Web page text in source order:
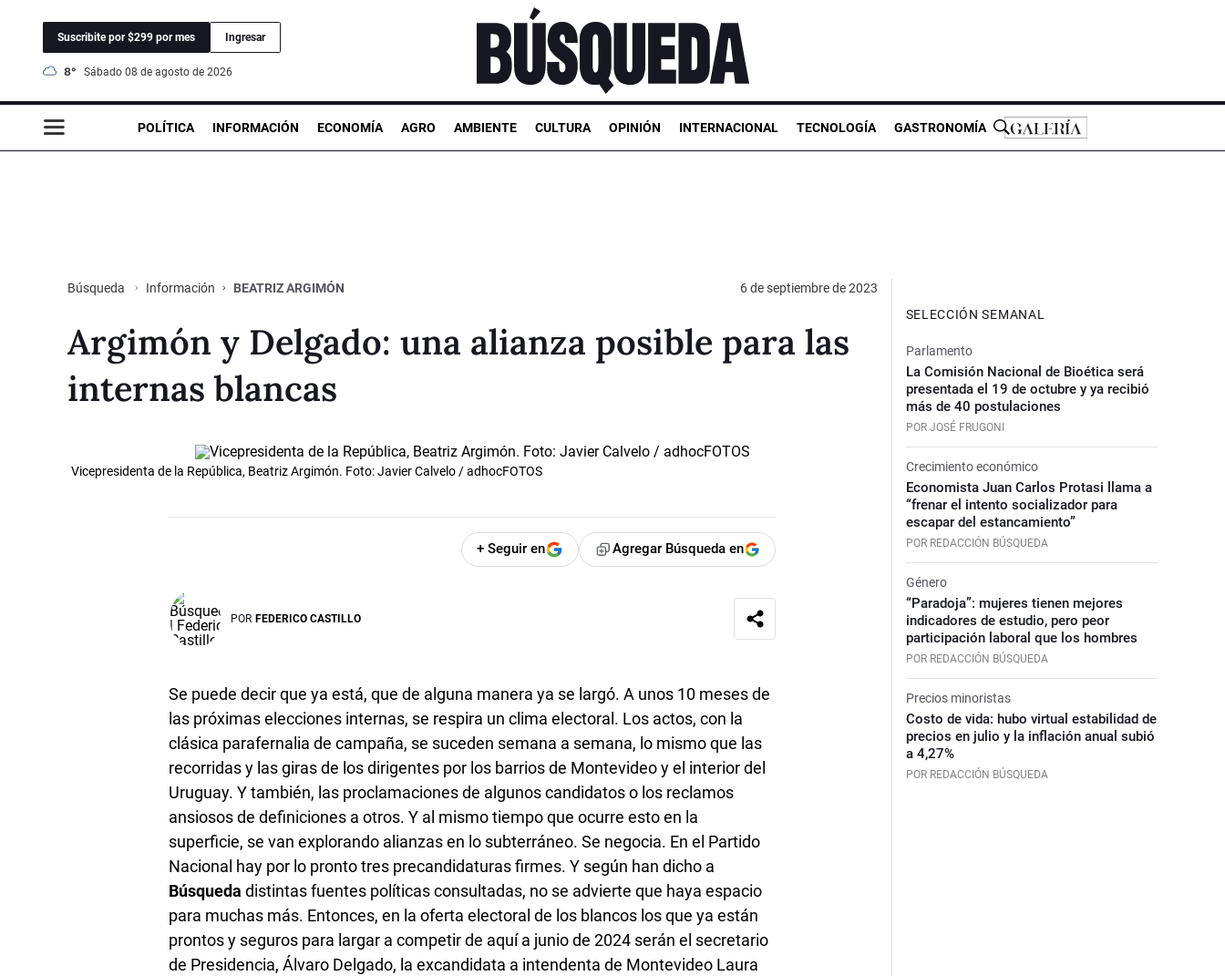
Suscribite por $299 por mes Ingresar
8° sábado 08 de agosto de 2026
POLÍTICA INFORMACIÓN ECONOMÍA AGRO AMBIENTE CULTURA OPINIÓN INTERNACIONAL TECNOLOGÍA GASTRONOMÍA
Búsqueda Información BEATRIZ ARGIMÓN 6 de septiembre de 2023
Argimón y Delgado: una alianza posible para las
internas blancas
Vicepresidenta de la República, Beatriz Argimón. Foto: Javier Calvelo / adhocFOTOS
+ Seguir en Agregar Búsqueda en
POR FEDERICO CASTILLO
Se puede decir que ya está, que de alguna manera ya se largó. A unos 10 meses de
las próximas elecciones internas, se respira un clima electoral. Los actos, con la
clásica parafernalia de campaña, se suceden semana a semana, lo mismo que las
recorridas y las giras de los dirigentes por los barrios de Montevideo y el interior del
Uruguay. Y también, las proclamaciones de algunos candidatos o los reclamos
ansiosos de definiciones a otros. Y al mismo tiempo que ocurre esto en la
superficie, se van explorando alianzas en lo subterráneo. Se negocia. En el Partido
Nacional hay por lo pronto tres precandidaturas firmes. Y según han dicho a
Búsqueda distintas fuentes políticas consultadas, no se advierte que haya espacio
para muchas más. Entonces, en la oferta electoral de los blancos los que ya están
prontos y seguros para largar a competir de aquí a junio de 2024 serán el secretario
de Presidencia, Álvaro Delgado, la excandidata a intendenta de Montevideo Laura
SELECCIÓN SEMANAL
Parlamento
La Comisión Nacional de Bioética será
presentada el 19 de octubre y ya recibió
más de 40 postulaciones
POR JOSÉ FRUGONI
Crecimiento económico
Economista Juan Carlos Protasi llama a
“frenar el intento socializador para
escapar del estancamiento”
POR REDACCIÓN BÚSQUEDA
Género
“Paradoja”: mujeres tienen mejores
indicadores de estudio, pero peor
participación laboral que los hombres
POR REDACCIÓN BÚSQUEDA
Precios minoristas
Costo de vida: hubo virtual estabilidad de
precios en julio y la inflación anual subió
a 4,27%
POR REDACCIÓN BÚSQUEDA